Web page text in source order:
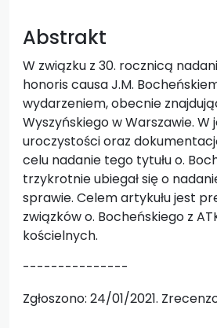
Abstrakt
W związku z 30. rocznicą
honoris causa J.M.
wydarzeniem, obecnie
Wyszyńskiego w Warszawie.
uroczystości oraz
celu nadanie tego tytułu o.
trzykrotnie ubiegał się o
sprawie. Celem artykułu jest
związków o. Bocheńskiego z
kościelnych.
---------------
Zgłoszono: 24/01/2021.